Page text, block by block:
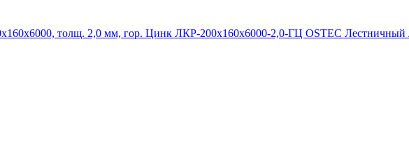
ЛКР-200х160х6000-2,0-ГЦ OSTEC Лестничный